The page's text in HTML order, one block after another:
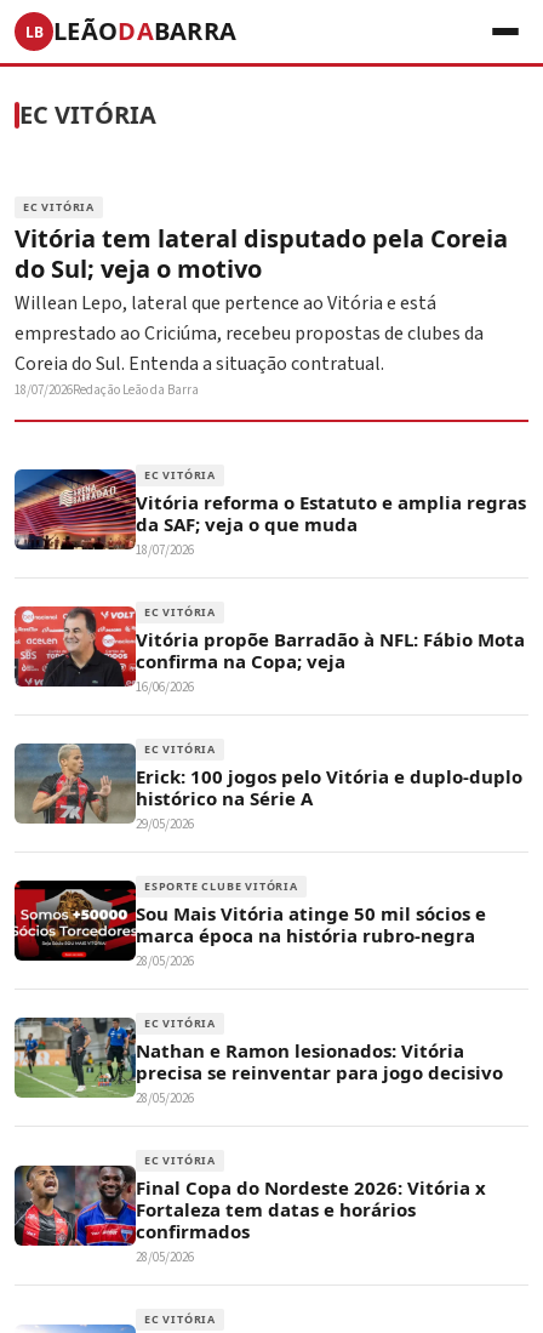
LB LEÃODABARRA
EC VITÓRIA
EC VITÓRIA
Vitória tem lateral disputado pela Coreia
do Sul; veja o motivo
Willean Lepo, lateral que pertence ao Vitória e está
emprestado ao Criciúma, recebeu propostas de clubes da
Coreia do Sul. Entenda a situação contratual.
18/07/2026Redação Leão da Barra
EC VITÓRIA
Vitória reforma o Estatuto e amplia regras
da SAF; veja o que muda
18/07/2026
EC VITÓRIA
Vitória propõe Barradão à NFL: Fábio Mota
confirma na Copa; veja
16/06/2026
EC VITÓRIA
Erick: 100 jogos pelo Vitória e duplo-duplo
histórico na Série A
29/05/2026
ESPORTE CLUBE VITÓRIA
Sou Mais Vitória atinge 50 mil sócios e
marca época na história rubro-negra
28/05/2026
EC VITÓRIA
Nathan e Ramon lesionados: Vitória
precisa se reinventar para jogo decisivo
28/05/2026
EC VITÓRIA
Final Copa do Nordeste 2026: Vitória x
Fortaleza tem datas e horários
confirmados
28/05/2026
EC VITÓRIA